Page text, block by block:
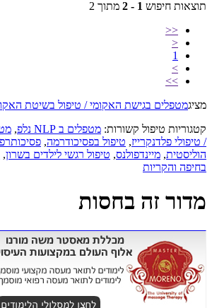
תוצאות חיפוש 1 - 2
מתוך 2
<<
<
1
>
>>
מציגמטפלים בגישת האקומי / טיפול בשיטת
קטגוריות טיפול קשורות: מטפלים ב NLP נלפ ,
/ טיפולי פלדנקרייז, טיפול בפסיכודרמה,
הוליסטית, מיינדפולנס, טיפול רגשי לילדים בשרון,
בחיפה והקריות
מדור זה בחסות